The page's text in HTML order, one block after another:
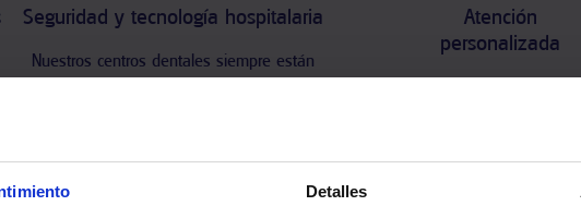
Detalles
Seguridad y tecnología hospitalaria
Nuestros centros dentales siempre están
Atención
personalizada
gratuito y exclusivo de HM